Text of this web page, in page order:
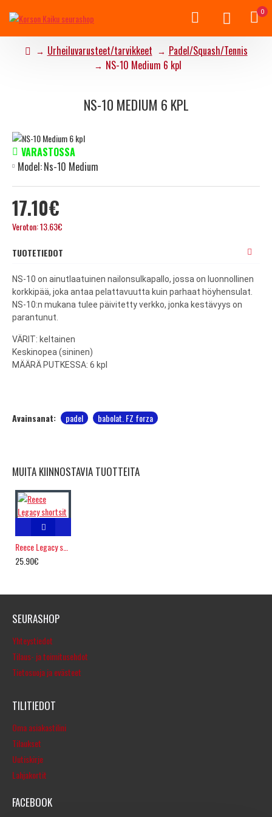
0
Urheiluvarusteet/tarvikkeet
Padel/Squash/Tennis
NS-10 Medium 6 kpl
NS-10 MEDIUM 6 KPL
17.10€
Veroton: 13.63€
VARASTOSSA
Model:Ns-10 Medium
TUOTETIEDOT
NS-10 on ainutlaatuinen nailonsulkapallo, jossa on luonnollinen
korkkipää, joka antaa pelattavuutta kuin parhaat höyhensulat.
NS-10:n mukana tulee päivitetty verkko, jonka kestävyys on
parantunut.
VÄRIT: keltainen
Keskinopea (sininen)
MÄÄRÄ PUTKESSA: 6 kpl
Avainsanat: padel babolat. FZ forza
MUITA KIINNOSTAVIA TUOTTEITA
25.90€
SEURASHOP
Yhteystiedot
Tilaus- ja toimitusehdot
Tietosuoja ja evästeet
TILITIEDOT
Oma asiakastilini
Tilaukset
Uutiskirje
Lahjakortit
FACEBOOK